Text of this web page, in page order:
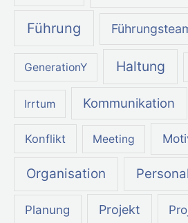
Führung
GenerationY Haltung
Irrtum Kommunikation
Konflikt Meeting
Organisation
Planung Projekt